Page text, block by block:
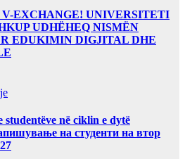
EXCHANGE! UNIVERSITETI
UDHËHEQ NISMËN
EDUKIMIN DIGJITAL DHE
në ciklin e dytë
на студенти на втор